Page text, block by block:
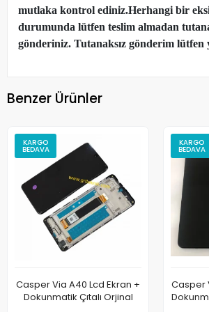
mutlaka kontrol ediniz.Herhangi bir
durumunda lütfen teslim almadan
gönderiniz. Tutanaksız gönderim lütfen
Benzer Ürünler
KARGO
BEDAVA
Casper Via A40 Lcd Ekran +
Dokunmatik Çıtalı Orjinal
KARGO
BEDAVA
Casper